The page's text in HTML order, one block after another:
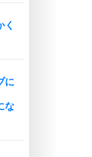
く
に
な